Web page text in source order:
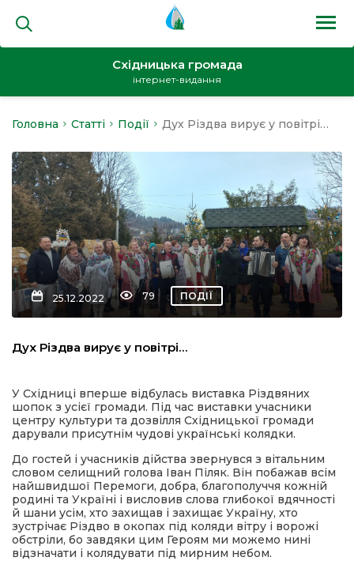
Східницька громада
інтернет-видання
Головна Статті Події Дух Різдва вирує у повітрі…
25.12.2022 79 ПОДІЇ
Дух Різдва вирує у повітрі…
У Східниці вперше відбулась виставка Різдвяних
шопок з усієї громади. Під час виставки учасники
центру культури та дозвілля Східницької громади
дарували присутнім чудові українські колядки.
До гостей і учасників дійства звернувся з вітальним
словом селищний голова Іван Піляк. Він побажав всім
найшвидшої Перемоги, добра, благополуччя кожній
родині та Україні і висловив слова глибокої вдячності
й шани усім, хто захищав і захищає Україну, хто
зустрічає Різдво в окопах під коляди вітру і ворожі
обстріли, бо завдяки цим Героям ми можемо нині
відзначати і колядувати під мирним небом.